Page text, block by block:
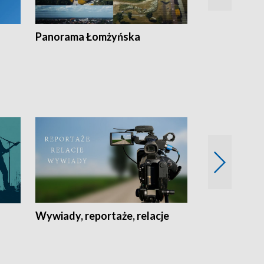
Panorama Łomżyńska
Wywiady, reportaże, relacje